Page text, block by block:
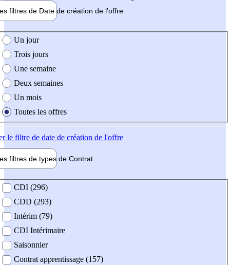
filtres de Date de création de l'offre
création de l'offre
Un jour
Trois jours
Une semaine
Deux semaines
Un mois
Toutes les offres
le filtre de date de création de l'offre
filtres de types de Contrat
contrat
CDI (296)
CDD (293)
Intérim (79)
CDI Intérimaire
Saisonnier
Contrat apprentissage (157)